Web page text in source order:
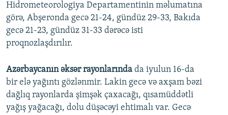
Hidrometeorologiya Departamentinin məlumatına
görə, Abşeronda gecə 21-24, gündüz 29-33, Bakıda
gecə 21-23, gündüz 31-33 dərəcə isti
proqnozlaşdırılır.
Azərbaycanın əksər rayonlarında da iyulun 16-da
bir elə yağıntı gözlənmir. Lakin gecə və axşam bəzi
dağlıq rayonlarda şimşək çaxacağı, qısamüddətli
yağış yağacağı, dolu düşəcəyi ehtimalı var. Gecə